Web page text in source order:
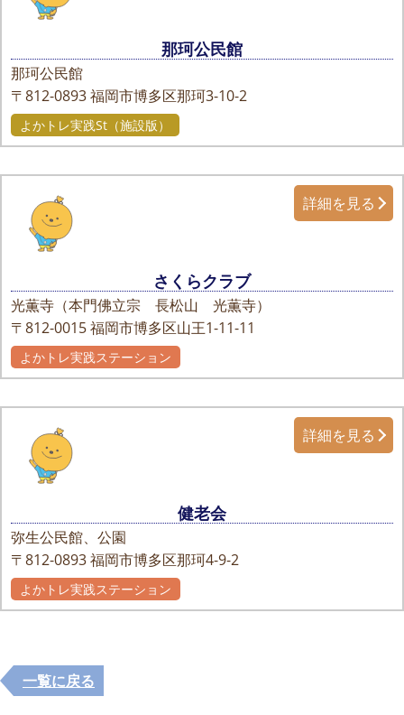
那珂公民館
那珂公民館
〒812-0893福岡市博多区那珂3-10-2
よかトレ実践St（施設版）
さくらクラブ
光薫寺（本門佛立宗 長松山 光薫寺）
〒812-0015福岡市博多区山王1-11-11
詳細を見る
よかトレ実践ステーション
健老会
弥生公民館、公園
〒812-0893福岡市博多区那珂4-9-2
詳細を見る
よかトレ実践ステーション
一覧に戻る